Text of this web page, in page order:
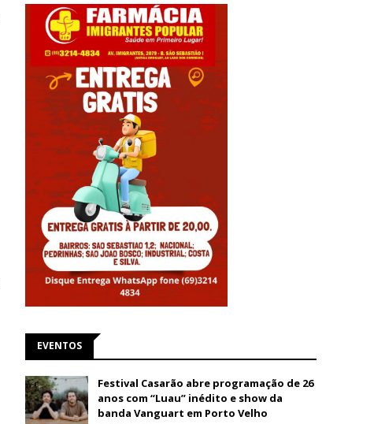
EVENTOS
Festival Casarão abre programação de 26
anos com “Luau” inédito e show da
banda Vanguart em Porto Velho